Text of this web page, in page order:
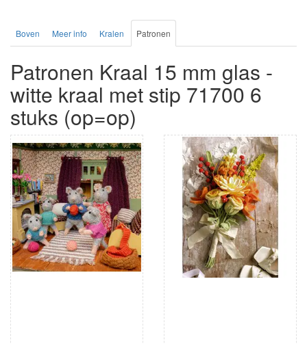
Boven Meer info Kralen Patronen
Patronen Kraal 15 mm glas -
witte kraal met stip 71700 6
stuks (op=op)